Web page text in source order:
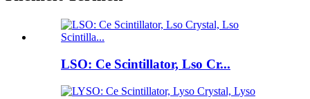
LSO: Ce Scintillator, Lso Cr...